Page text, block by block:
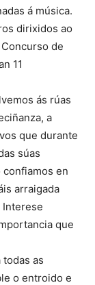
á música.
dirixidos ao
de
11
ás rúas
a
que durante
súas
en
arraigada
Interese
que
todas as
o entroido e